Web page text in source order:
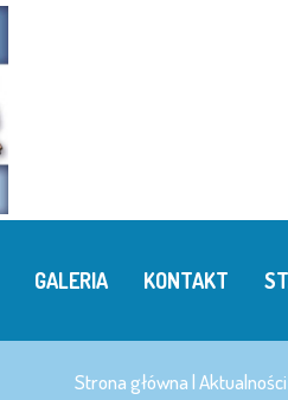
GALERIA KONTAKT
Strona główna|Aktualności